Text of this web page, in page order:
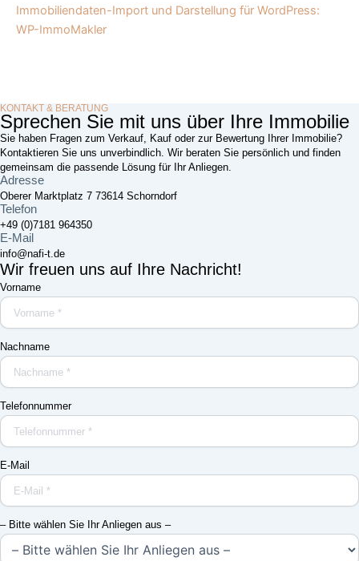
Immobiliendaten-Import und Darstellung für WordPress:
WP-ImmoMakler
KONTAKT & BERATUNG
Sprechen Sie mit uns über Ihre Immobilie
Sie haben Fragen zum Verkauf, Kauf oder zur Bewertung Ihrer Immobilie?
Kontaktieren Sie uns unverbindlich. Wir beraten Sie persönlich und finden
gemeinsam die passende Lösung für Ihr Anliegen.
Adresse
Oberer Marktplatz 7 73614 Schorndorf
Telefon
+49 (0)7181 964350
E-Mail
info@nafi-t.de
Wir freuen uns auf Ihre Nachricht!
Vorname
Nachname
Telefonnummer
E-Mail
– Bitte wählen Sie Ihr Anliegen aus –